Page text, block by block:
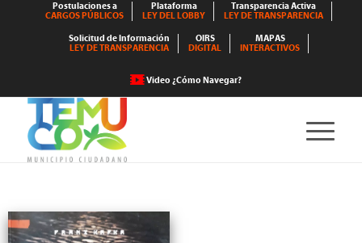
Postulaciones a
CARGOS PÚBLICOS
Plataforma
LEY DEL LOBBY
Transparencia Activa
LEY DE TRANSPARENCIA
Solicitud de Información
LEY DE TRANSPARENCIA
OIRS
DIGITAL
MAPAS
INTERACTIVOS
Video ¿Cómo Navegar?